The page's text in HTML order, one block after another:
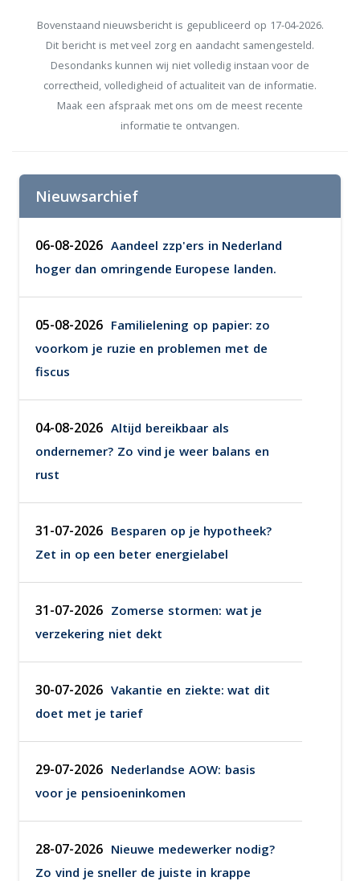
Bovenstaand nieuwsbericht is gepubliceerd op 17-04-2026.
Dit bericht is met veel zorg en aandacht samengesteld.
Desondanks kunnen wij niet volledig instaan voor de
correctheid, volledigheid of actualiteit van de informatie.
Maak een afspraak met ons om de meest recente
informatie te ontvangen.
Nieuwsarchief
06-08-2026 Aandeel zzp'ers in Nederland
hoger dan omringende Europese landen.
05-08-2026 Familielening op papier: zo
voorkom je ruzie en problemen met de
fiscus
04-08-2026 Altijd bereikbaar als
ondernemer? Zo vind je weer balans en
rust
31-07-2026 Besparen op je hypotheek?
Zet in op een beter energielabel
31-07-2026 Zomerse stormen: wat je
verzekering niet dekt
30-07-2026 Vakantie en ziekte: wat dit
doet met je tarief
29-07-2026 Nederlandse AOW: basis
voor je pensioeninkomen
28-07-2026 Nieuwe medewerker nodig?
Zo vind je sneller de juiste in krappe